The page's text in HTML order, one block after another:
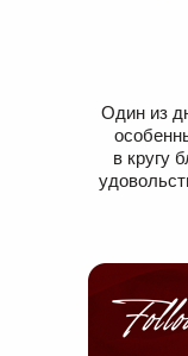
Один из
в кругу